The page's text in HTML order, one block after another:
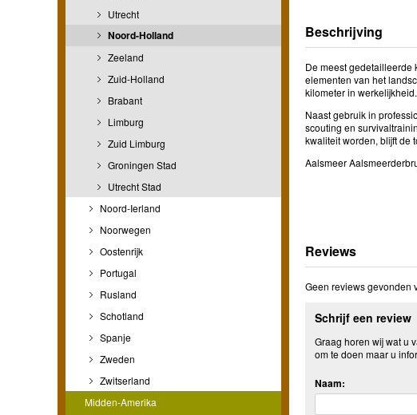
Utrecht
Noord-Holland
Zeeland
Zuid-Holland
Brabant
Limburg
Zuid Limburg
Groningen Stad
Utrecht Stad
Noord-Ierland
Noorwegen
Oostenrijk
Portugal
Rusland
Schotland
Spanje
Zweden
Zwitserland
Midden-Amerika
Beschrijving
De meest gedetailleerde
elementen van het
kilometer in werkelijkheid.
Naast gebruik in
scouting en
kwaliteit worden, blijft de
Aalsmeer
Reviews
Geen reviews gevonden
Schrijf een review
Graag horen wij wat u
om te doen maar u
Naam: